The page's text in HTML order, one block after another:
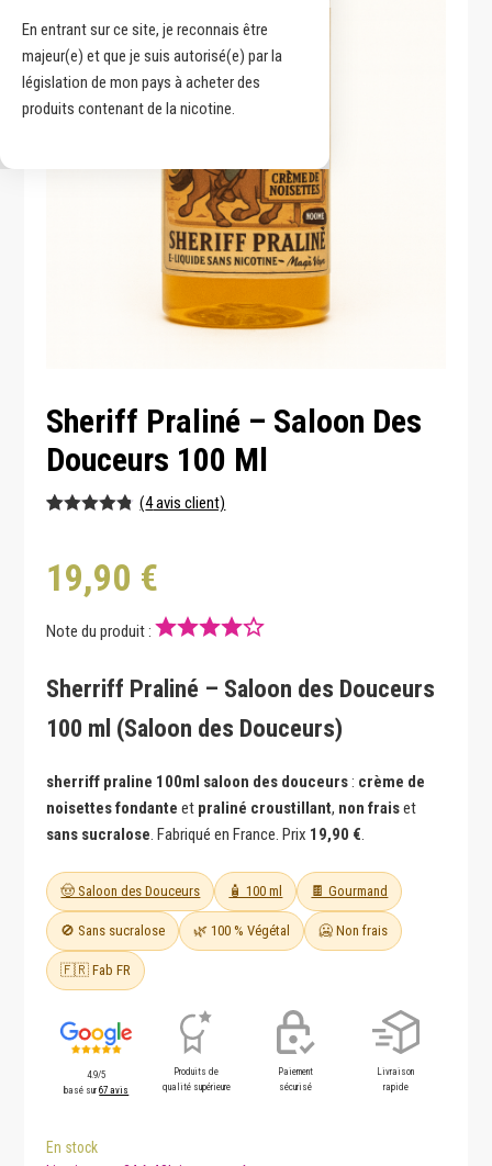
En entrant sur ce site, je reconnais être
majeur(e) et que je suis autorisé(e) par la
législation de mon pays à acheter des
produits contenant de la nicotine.
Sheriff Praliné – Saloon Des
Douceurs 100 Ml
sur 5
basé sur
notations
(4avis client)
19,90 €
Note du produit :
Sherriff Praliné – Saloon des Douceurs
100 ml (Saloon des Douceurs)
sherriff praline 100ml saloon des douceurs: crème de
noisettes fondante et praliné croustillant, non fraiset
sans sucralose. Fabriqué en France. Prix 19,90 €.
🤠 Saloon des Douceurs 🧴 100 ml 🍫 Gourmand
🚫 Sans sucralose 🌿 100 % Végétal 🥶 Non frais
🇫🇷 Fab FR
4.9/5
basé sur67 avis
Produits de
qualité supérieure
Paiement
sécurisé
Livraison
rapide
En stock